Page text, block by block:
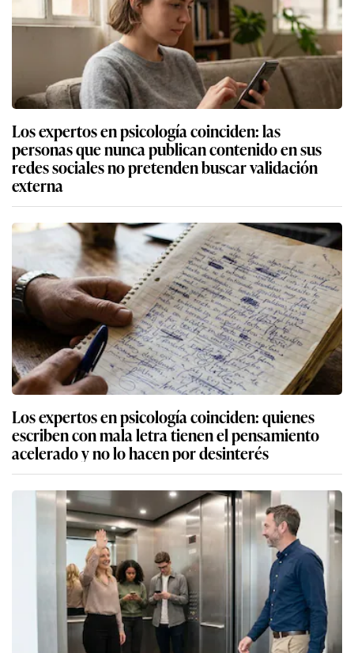
Los expertos en psicología coinciden: las
personas que nunca publican contenido en sus
redes sociales no pretenden buscar validación
externa
Los expertos en psicología coinciden: quienes
escriben con mala letra tienen el pensamiento
acelerado y no lo hacen por desinterés